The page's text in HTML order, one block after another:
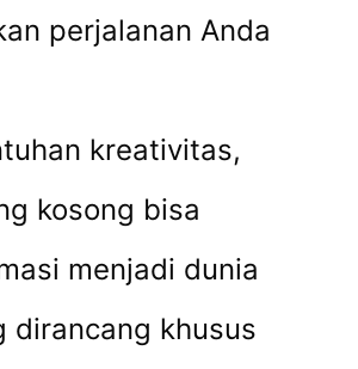
perjalanan Anda
kreativitas,
kosong bisa
menjadi dunia
dirancang khusus